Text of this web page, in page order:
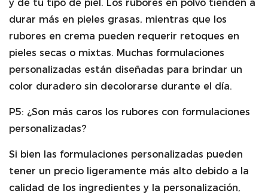
y de tu tipo de piel. Los rubores en polvo tienden a
durar más en pieles grasas, mientras que los
rubores en crema pueden requerir retoques en
pieles secas o mixtas. Muchas formulaciones
personalizadas están diseñadas para brindar un
color duradero sin decolorarse durante el día.
P5: ¿Son más caros los rubores con formulaciones
personalizadas?
Si bien las formulaciones personalizadas pueden
tener un precio ligeramente más alto debido a la
calidad de los ingredientes y la personalización,